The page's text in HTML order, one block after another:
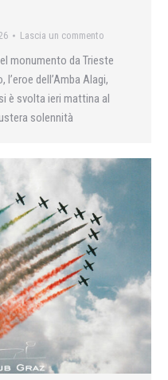
Lascia un commento
monumento da Trieste
dell’Amba Alagi,
è svolta ieri mattina al
solennità